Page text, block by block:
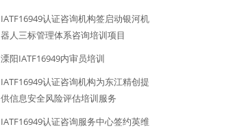
IATF16949认证咨询机构签启动银河机
器人三标管理体系咨询培训项目
溧阳IATF16949内审员培训
IATF16949认证咨询机构为东江精创提
供信息安全风险评估培训服务
IATF16949认证咨询服务中心签约英维